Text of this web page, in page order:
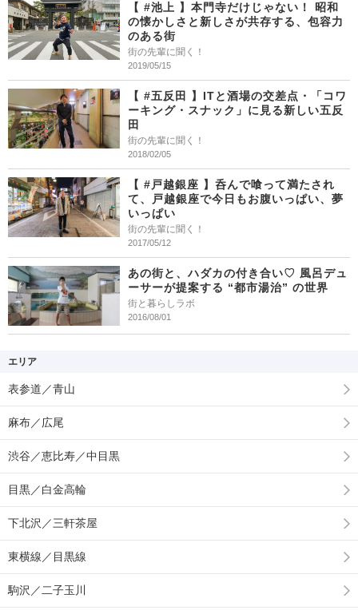
街の先輩に聞く！
【 #池上 】本門寺だけじゃない！ 昭和
の懐かしさと新しさが共存する、包容力
のある街
2019/05/15
街の先輩に聞く！
【 #五反田 】ITと酒場の交差点・「コワ
ーキング・スナック」に見る新しい五反
田
2018/02/05
街の先輩に聞く！
【 #戸越銀座 】呑んで喰って満たされ
て、戸越銀座で今日もお腹いっぱい、夢
いっぱい
2017/05/12
街と暮らしラボ
あの街と、ハダカの付き合い♡ 風呂デュ
ーサーが提案する “都市湯治” の世界
2016/08/01
エリア
表参道／青山
麻布／広尾
渋谷／恵比寿／中目黒
目黒／白金高輪
下北沢／三軒茶屋
東横線／目黒線
駒沢／二子玉川